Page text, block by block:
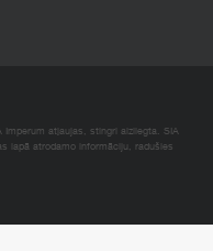
Imperum atļaujas, stingri aizliegta. SIA
lapā atrodamo informāciju, radušies